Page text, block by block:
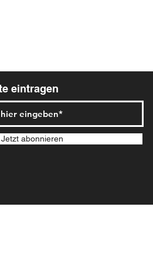
eintragen
Jetzt abonnieren